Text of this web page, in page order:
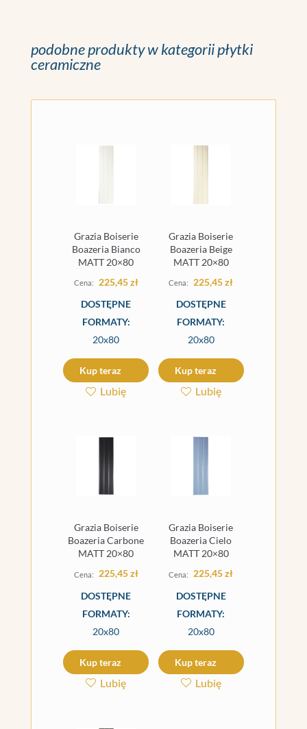
podobne produkty w kategorii płytki
ceramiczne
Grazia Boiserie
Boazeria Bianco
MATT 20×80
225,45zł
DOSTĘPNE
FORMATY:
20x80
Kup teraz
Lubię
Grazia Boiserie
Boazeria Beige
MATT 20×80
225,45zł
DOSTĘPNE
FORMATY:
20x80
Kup teraz
Lubię
Grazia Boiserie
Boazeria Carbone
MATT 20×80
225,45zł
DOSTĘPNE
FORMATY:
20x80
Kup teraz
Lubię
Grazia Boiserie
Boazeria Cielo
MATT 20×80
225,45zł
DOSTĘPNE
FORMATY:
20x80
Kup teraz
Lubię